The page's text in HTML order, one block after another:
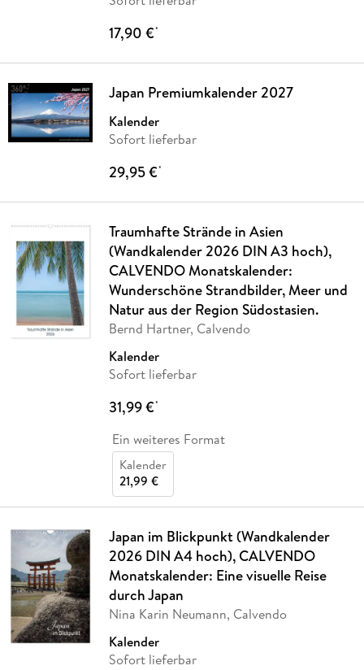
17,90 €*
Japan Premiumkalender 2027
Kalender
Sofort lieferbar
29,95 €*
Traumhafte Strände in Asien
(Wandkalender 2026 DIN A3 hoch),
CALVENDO Monatskalender:
Wunderschöne Strandbilder, Meer und
Natur aus der Region Südostasien.
Bernd Hartner, Calvendo
Kalender
Sofort lieferbar
31,99 €*
Ein weiteres Format
Kalender
21,99 €
Japan im Blickpunkt (Wandkalender
2026 DIN A4 hoch), CALVENDO
Monatskalender: Eine visuelle Reise
durch Japan
Nina Karin Neumann, Calvendo
Kalender
Sofort lieferbar